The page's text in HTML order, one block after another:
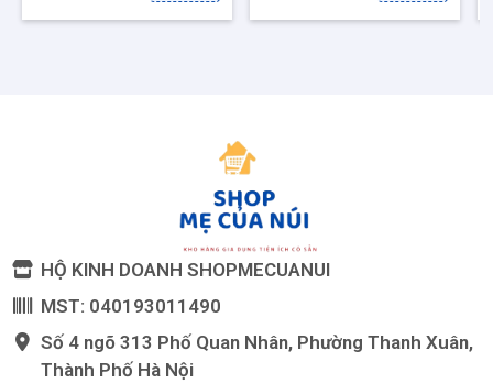
HỘ KINH DOANH SHOPMECUANUI
MST: 040193011490
Số 4 ngõ 313 Phố Quan Nhân, Phường Thanh Xuân,
Thành Phố Hà Nội